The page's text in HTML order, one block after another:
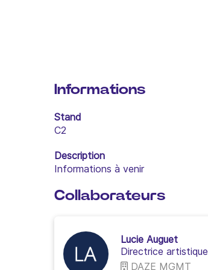
Informations
Stand
C2
Description
Informations à venir
Collaborateurs
Lucie Auguet
Directrice artistique
DAZE MGMT